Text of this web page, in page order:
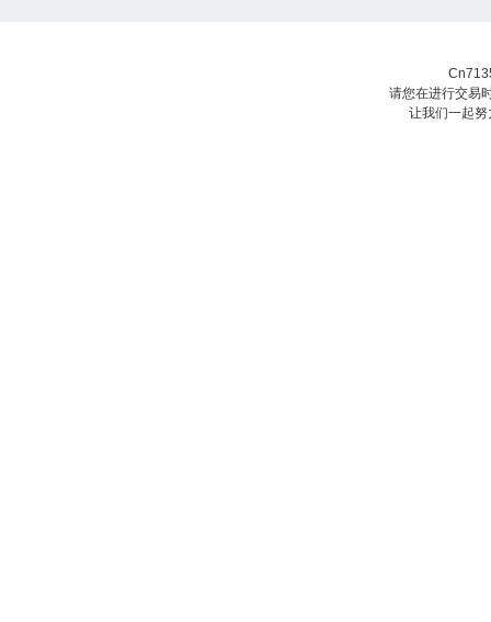
请您在进行交易
让我们一起